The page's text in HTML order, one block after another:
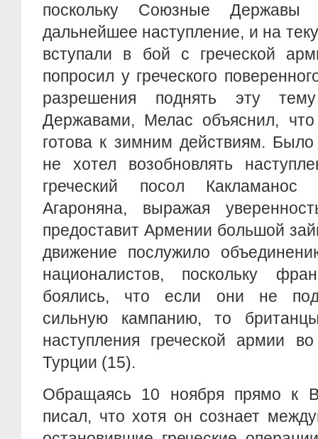
поскольку Союзные Державы
дальнейшее наступление, и на
вступали в бой с греческой
попросил у греческого
разрешения поднять эту
Державами, Мелас объяснил,
готова к зимним действиям.
не хотел возобновлять
греческий посол Какламанос
Агароняна, выражая
предоставит Армении большой
движение послужило
националистов, поскольку
боялись, что если они не
сильную кампанию, то
наступления греческой армии
Турции (15).
Обращаясь 10 ноября прямо к
писал, что хотя он сознает